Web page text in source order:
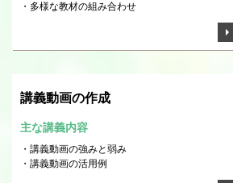
多様な教材の組み合わせ
講義動画の作成
主な講義内容
講義動画の強みと弱み
講義動画の活用例